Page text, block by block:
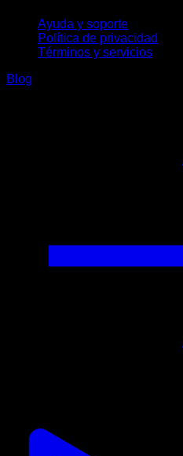
Ayuda y soporte
Política de privacidad
Términos y servicios
Blog